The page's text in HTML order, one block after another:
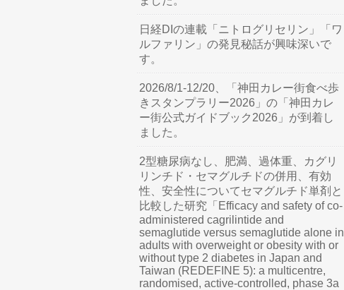
日経DIの連載「ニトログリセリン」「ワ
ルファリン」の発見秘話が興味深いで
す。
2026/8/1-12/20、「神田カレー街食べ歩
きスタンプラリー2026」の「神田カレ
ー街公式ガイドブック2026」が到着し
ました。
2型糖尿病なし、肥満、過体重、カグリ
リンチド・セマグルチドの併用、有効
性、安全性についてセマグルチド単剤と
比較した研究「Efficacy and safety of co-
administered cagrilintide and
semaglutide versus semaglutide alone in
adults with overweight or obesity with or
without type 2 diabetes in Japan and
Taiwan (REDEFINE 5): a multicentre,
randomised, active-controlled, phase 3a